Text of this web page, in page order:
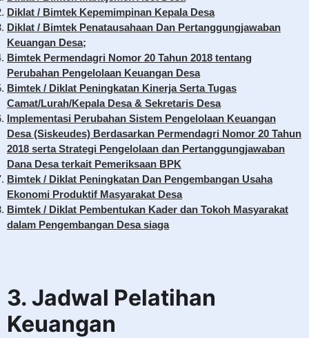
Diklat / Bimtek Kepemimpinan Kepala Desa
Diklat / Bimtek Penatausahaan Dan Pertanggungjawaban
Keuangan Desa;
Bimtek Permendagri Nomor 20 Tahun 2018 tentang
Perubahan Pengelolaan Keuangan Desa
Bimtek / Diklat Peningkatan Kinerja Serta Tugas
Camat/Lurah/Kepala Desa & Sekretaris Desa
Implementasi Perubahan Sistem Pengelolaan Keuangan
Desa (Siskeudes) Berdasarkan Permendagri Nomor 20 Tahun
2018 serta Strategi Pengelolaan dan Pertanggungjawaban
Dana Desa terkait Pemeriksaan BPK
Bimtek / Diklat Peningkatan Dan Pengembangan Usaha
Ekonomi Produktif Masyarakat Desa
Bimtek / Diklat Pembentukan Kader dan Tokoh Masyarakat
dalam Pengembangan Desa siaga
3. Jadwal Pelatihan
Keuangan